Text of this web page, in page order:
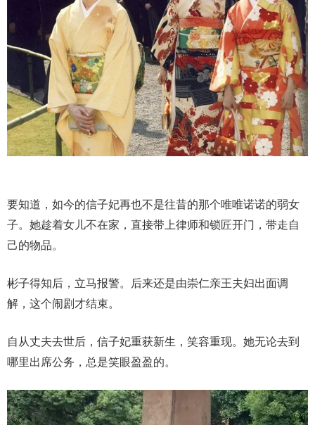
要知道，如今的信子妃再也不是往昔的那个唯唯诺诺的弱女
子。她趁着女儿不在家，直接带上律师和锁匠开门，带走自
己的物品。
彬子得知后，立马报警。后来还是由崇仁亲王夫妇出面调
解，这个闹剧才结束。
自从丈夫去世后，信子妃重获新生，笑容重现。她无论去到
哪里出席公务，总是笑眼盈盈的。